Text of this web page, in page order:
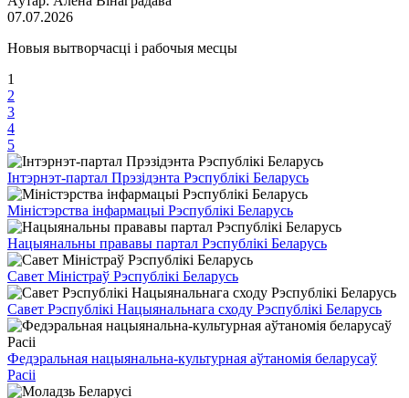
07.07.2026
Новыя вытворчасці і рабочыя месцы
1
2
3
4
5
Інтэрнэт-партал Прэзідэнта Рэспублікі Беларусь
Міністэрства інфармацыі Рэспублікі Беларусь
Нацыянальны прававы партал Рэспублікі Беларусь
Савет Міністраў Рэспублікі Беларусь
Савет Рэспублікі Нацыянальнага сходу Рэспублікі Беларусь
Федэральная нацыянальна-культурная аўтаномія беларусаў
Расіі